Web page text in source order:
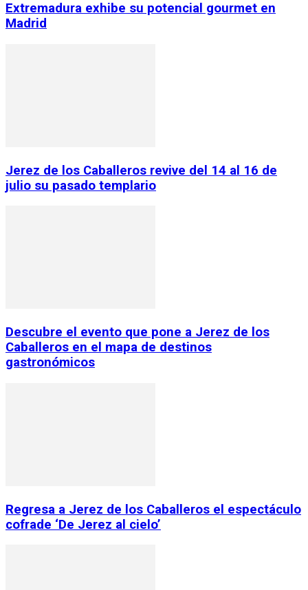
Extremadura exhibe su potencial gourmet en
Madrid
Jerez de los Caballeros revive del 14 al 16 de
julio su pasado templario
Descubre el evento que pone a Jerez de los
Caballeros en el mapa de destinos
gastronómicos
Regresa a Jerez de los Caballeros el espectáculo
cofrade ‘De Jerez al cielo’